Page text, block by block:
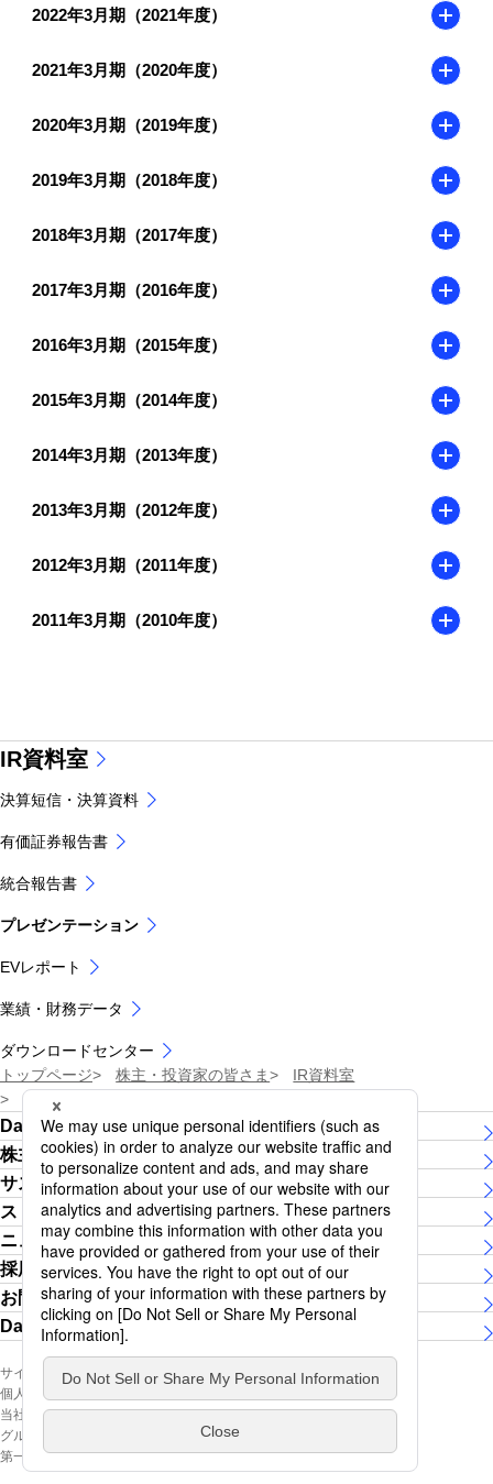
2022年3月期（2021年度）
2021年3月期（2020年度）
2020年3月期（2019年度）
2019年3月期（2018年度）
2018年3月期（2017年度）
2017年3月期（2016年度）
2016年3月期（2015年度）
2015年3月期（2014年度）
2014年3月期（2013年度）
2013年3月期（2012年度）
2012年3月期（2011年度）
2011年3月期（2010年度）
IR資料室
決算短信・決算資料
有価証券報告書
統合報告書
プレゼンテーション
EVレポート
業績・財務データ
ダウンロードセンター
トップページ
株主・投資家の皆さま
IR資料室
プレゼンテーション
Daiichi Lifeグループについて
株主・投資家の皆さま
サステナビリティ
ストーリー
ニュースリリース
採用情報
お問い合わせ
Daiichi Lifeグループ女子陸上競技部
サイトマップ
ソーシャルメディア公式アカウント
個人情報保護方針（個人情報の取扱いについて）
当社ホームページのご利用にあたってウェブアクセシビリティ
グループ利益相反管理基本方針の概要
第一ライフグループ公式ソーシャルメディアページ 利用規約